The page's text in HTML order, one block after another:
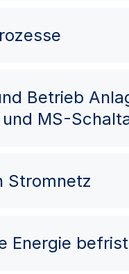
Betrieb
MS-
Stromnetz
Energie